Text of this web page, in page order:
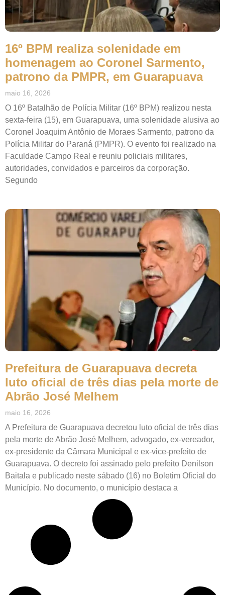
16º BPM realiza solenidade em
homenagem ao Coronel Sarmento,
patrono da PMPR, em Guarapuava
maio 16, 2026
O 16º Batalhão de Polícia Militar (16º BPM) realizou nesta
sexta-feira (15), em Guarapuava, uma solenidade alusiva ao
Coronel Joaquim Antônio de Moraes Sarmento, patrono da
Polícia Militar do Paraná (PMPR). O evento foi realizado na
Faculdade Campo Real e reuniu policiais militares,
autoridades, convidados e parceiros da corporação.
Segundo
Prefeitura de Guarapuava decreta
luto oficial de três dias pela morte de
Abrão José Melhem
maio 16, 2026
A Prefeitura de Guarapuava decretou luto oficial de três dias
pela morte de Abrão José Melhem, advogado, ex-vereador,
ex-presidente da Câmara Municipal e ex-vice-prefeito de
Guarapuava. O decreto foi assinado pelo prefeito Denilson
Baitala e publicado neste sábado (16) no Boletim Oficial do
Município. No documento, o município destaca a